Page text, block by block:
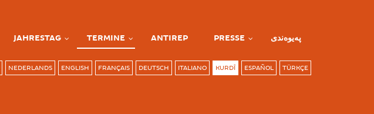
JAHRESTAG TERMINE ANTIREP PRESSE پەیوەندی
NEDERLANDS ENGLISH FRANÇAIS DEUTSCH ITALIANO KURDÎ ESPAÑOL TÜRKÇE